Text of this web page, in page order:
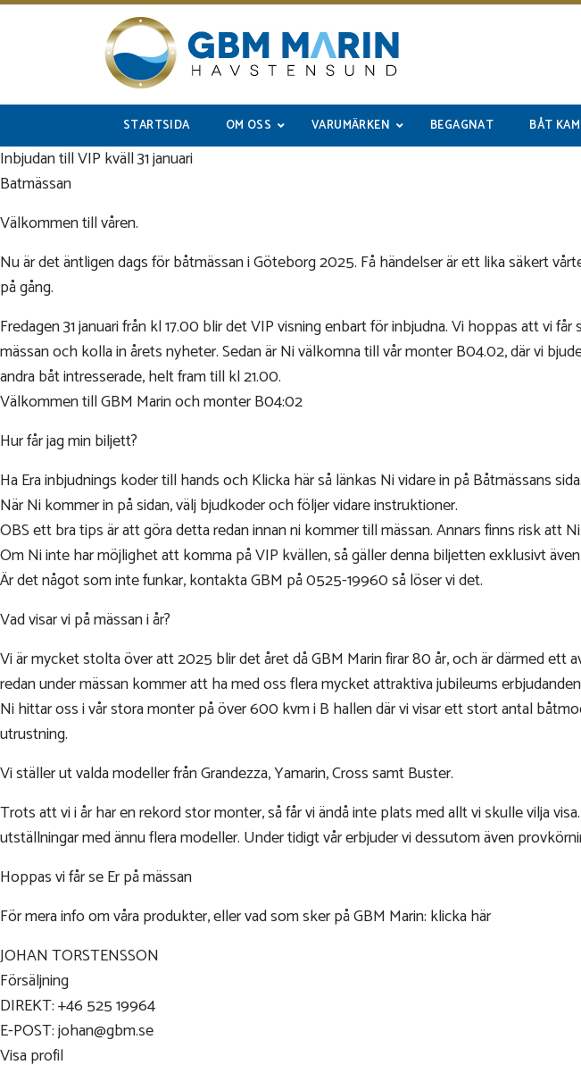
STARTSIDA OM OSS VARUMÄRKEN BEGAGNAT BÅT
Inbjudan till VIP kväll 31 januari
Batmässan
Välkommen till våren.
Nu är det äntligen dags för båtmässan i Göteborg 2025. Få händelser är ett lika säkert
på gång.
Fredagen 31 januari från kl 17.00 blir det VIP visning enbart för inbjudna. Vi hoppas att vi
mässan och kolla in årets nyheter. Sedan är Ni välkomna till vår monter B04.02, där vi
andra båt intresserade, helt fram till kl 21.00.
Välkommen till GBM Marin och monter B04:02
Hur får jag min biljett?
Ha Era inbjudnings koder till hands och Klicka här så länkas Ni vidare in på Båtmässans
När Ni kommer in på sidan, välj bjudkoder och följer vidare instruktioner.
OBS ett bra tips är att göra detta redan innan ni kommer till mässan. Annars finns risk
Om Ni inte har möjlighet att komma på VIP kvällen, så gäller denna biljetten exklusivt
Är det något som inte funkar, kontakta GBM på 0525-19960 så löser vi det.
Vad visar vi på mässan i år?
Vi är mycket stolta över att 2025 blir det året då GBM Marin firar 80 år, och är därmed
redan under mässan kommer att ha med oss flera mycket attraktiva jubileums
Ni hittar oss i vår stora monter på över 600 kvm i B hallen där vi visar ett stort antal
utrustning.
Vi ställer ut valda modeller från Grandezza, Yamarin, Cross samt Buster.
Trots att vi i år har en rekord stor monter, så får vi ändå inte plats med allt vi skulle vilja
utställningar med ännu flera modeller. Under tidigt vår erbjuder vi dessutom även
Hoppas vi får se Er på mässan
För mera info om våra produkter, eller vad som sker på GBM Marin: klicka här
JOHAN TORSTENSSON
Försäljning
DIREKT: +46 525 19964
E-POST: johan@gbm.se
Visa profil